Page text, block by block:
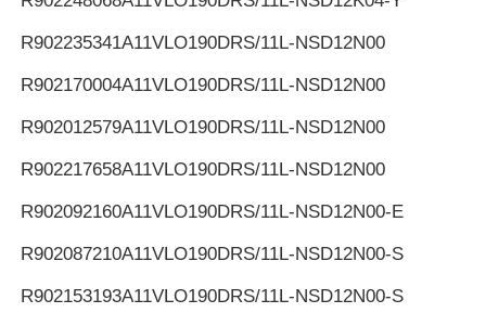
R902235341A11VLO190DRS/11L-NSD12N00
R902170004A11VLO190DRS/11L-NSD12N00
R902012579A11VLO190DRS/11L-NSD12N00
R902217658A11VLO190DRS/11L-NSD12N00
R902092160A11VLO190DRS/11L-NSD12N00-E
R902087210A11VLO190DRS/11L-NSD12N00-S
R902153193A11VLO190DRS/11L-NSD12N00-S